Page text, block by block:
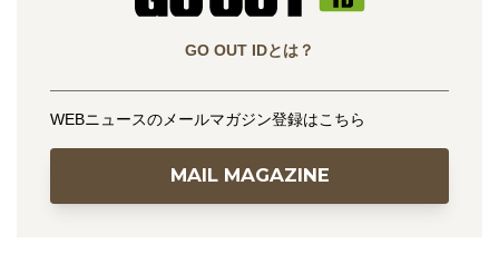
GO OUT IDとは？
WEBニュースのメールマガジン登録はこちら
MAIL MAGAZINE